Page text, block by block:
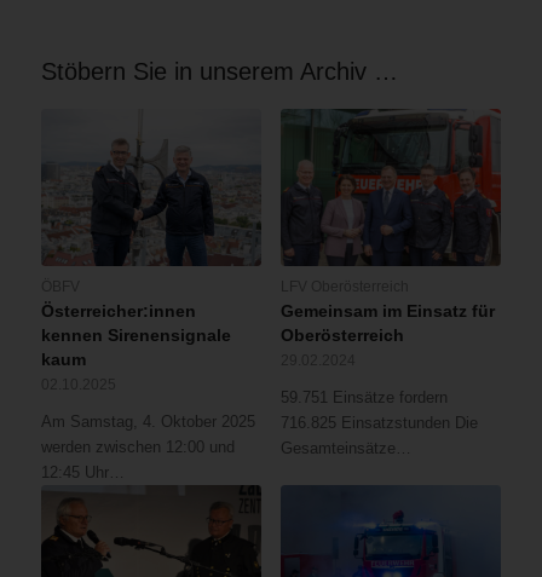
Stöbern Sie in unserem Archiv …
Österreicher:innen
kennen Sirenensignale
kaum
Am Samstag, 4. Oktober 2025
werden zwischen 12:00 und
12:45 Uhr…
Gemeinsam im Einsatz für
Oberösterreich
59.751 Einsätze fordern
716.825 Einsatzstunden Die
Gesamteinsätze…